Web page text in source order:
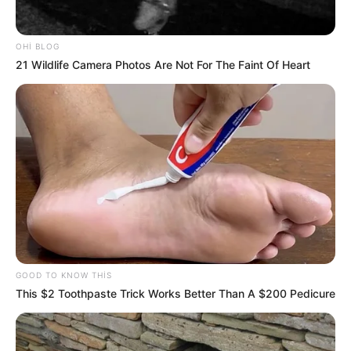
0
Xəbər xoşunuza gəldi? Sosial şəbəkələrdə paylaşın
malın qaytarılması xəbər qanun
14 gün
kassa çeki
Bizi Facebook-da
izləyin
Bizi Twitter-da
izləyin
OHI BLOG
21 Wildlife Camera Photos Are Not For The Faint Of Heart
GOOD TO KNOW THIS
This $2 Toothpaste Trick Works Better Than A $200 Pedicure